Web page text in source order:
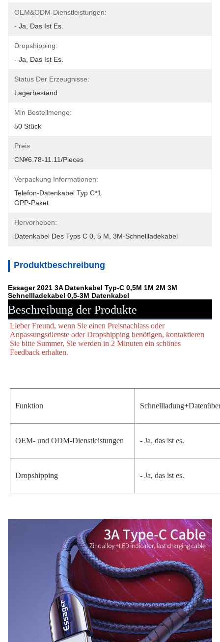
OEM&ODM-Dienstleistungen:
- Ja, Das Ist Es.
Dropshipping:
- Ja, Das Ist Es.
Status Der Erzeugnisse:
Lagerbestand
Min Bestellmenge:
50 Stück
Preis:
CN¥6.78-11.11/pieces
Verpackung Informationen:
Telefon-Datenkabel Typ C*1
OPP-Paket
Hervorheben:
Datenkabel Des Typs C 0 5 M 3M-Schnellladekabel
Produktbeschreibung
Essager 2021 3A Datenkabel Typ-C 0,5M 1M 2M 3M
Schnellladekabel 0,5-3M Datenkabel
Beschreibung der Produkte
Lieber Freund, wenn Sie einen Preisnachlass oder
Anpassungsdienste oder Dropshipping benötigen, kontaktieren
Sie bitte Summer, Sie werden in 2 Minuten ein schönes
Feedback erhalten.
Funktion
OEM- und ODM-Dienstleistungen - Ja, das ist es.
Dropshipping - Ja, das ist es.